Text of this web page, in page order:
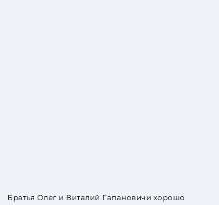
Братья Олег и Виталий Гапановичи хорошо